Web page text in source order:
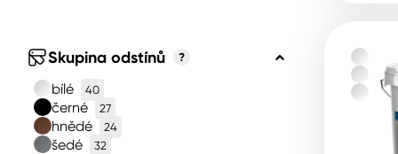
Skupina odstínů ?
bílé 40
černé 27
hnědé 24
šedé 32